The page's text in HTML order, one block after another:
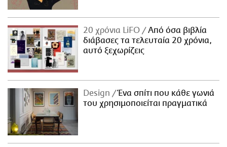
20 χρόνια LiFO
Από όσα βιβλία
διάβασες τα τελευταία 20 χρόνια,
αυτό ξεχωρίζεις
Design
Ένα σπίτι που κάθε γωνιά
του χρησιμοποιείται πραγματικά